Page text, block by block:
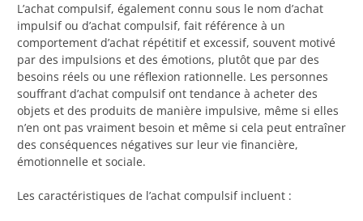
L’achat compulsif, également connu sous le nom d’achat
impulsif ou d’achat compulsif, fait référence à un
comportement d’achat répétitif et excessif, souvent motivé
par des impulsions et des émotions, plutôt que par des
besoins réels ou une réflexion rationnelle. Les personnes
souffrant d’achat compulsif ont tendance à acheter des
objets et des produits de manière impulsive, même si elles
n’en ont pas vraiment besoin et même si cela peut entraîner
des conséquences négatives sur leur vie financière,
émotionnelle et sociale.
Les caractéristiques de l’achat compulsif incluent :